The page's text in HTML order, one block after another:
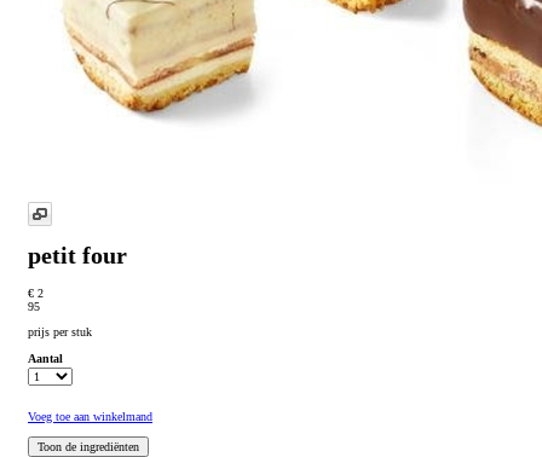
petit four
€ 2
95
prijs per stuk
Aantal
Voeg toe aan winkelmand